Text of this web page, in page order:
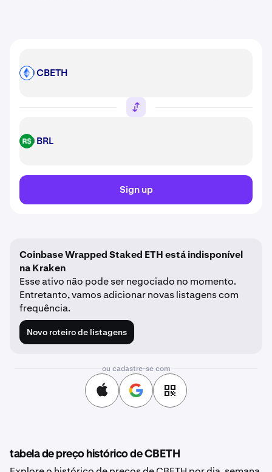
CBETH CBETH
BRL BRL
Sign up
Coinbase Wrapped Staked ETH está indisponível
na Kraken
Esse ativo não pode ser negociado no momento.
Entretanto, vamos adicionar novas listagens com
frequência.
Novo roteiro de listagens
ou cadastre-se com
tabela de preço histórico de CBETH